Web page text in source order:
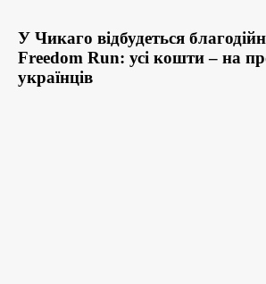
У Чикаго відбудеться
Freedom Run: усі кошти – на
українців